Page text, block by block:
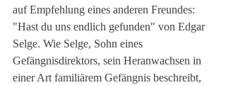
auf Empfehlung eines anderen Freundes:
"Hast du uns endlich gefunden" von Edgar
Selge. Wie Selge, Sohn eines
Gefängnisdirektors, sein Heranwachsen in
einer Art familiärem Gefängnis beschreibt,